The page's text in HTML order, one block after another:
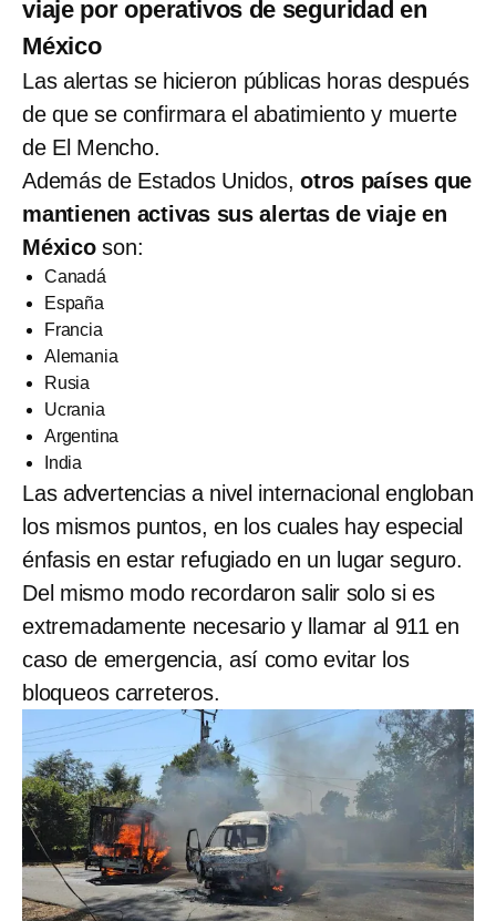
viaje por operativos de seguridad en
México
Las alertas se hicieron públicas horas después
de que se confirmara el abatimiento y muerte
de El Mencho.
Además de Estados Unidos,otros países que
mantienen activas sus alertas de viaje en
Méxicoson:
Canadá
España
Francia
Alemania
Rusia
Ucrania
Argentina
India
Las advertencias a nivel internacional engloban
los mismos puntos, en los cuales hay especial
énfasis en estar refugiado en un lugar seguro.
Del mismo modo recordaron salir solo si es
extremadamente necesario y llamar al 911 en
caso de emergencia, así como evitar los
bloqueos carreteros.